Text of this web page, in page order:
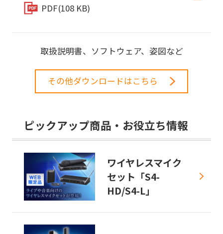
PDF(108 KB)
取扱説明書、ソフトウェア、姿図など
その他ダウンロードはこちら
ピックアップ商品・お役立ち情報
ワイヤレスマイク
セット「S4-
HD/S4-L」